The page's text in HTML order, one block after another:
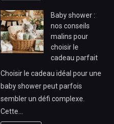
Baby shower :
nos conseils
malins pour
choisir le
cadeau parfait
Choisir le cadeau idéal pour une
baby shower peut parfois
sembler un défi complexe.
Cette…